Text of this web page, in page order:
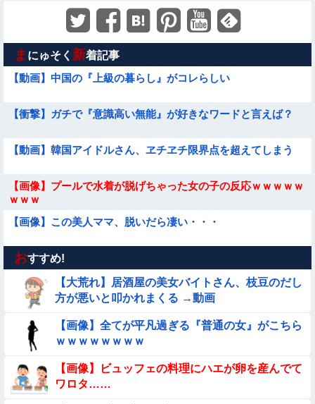
ま にゅそく 新着記事
【動画】中国の『上級の暮らし』がコレらしい
【衝撃】ガチで『意識高い無能』が好きなワードと言えば？
【動画】韓国アイドルさん、ヱチヱチ限界点を超えてしまう
【画像】プールで水着が脱げちゃった女の子の反応ｗｗｗｗｗ
ｗｗｗ
【画像】この美人ママ、脱いだら凄い・・・
【動画】女子中学生の『チン媚びダンス』が気持ち悪い🤮
【画像】昔の日本人の水着、ゑっちｗｗｗｗｗｗｗ
【問題】全員受かると話題の『自衛隊』の採用試験がこちら
【→】
【経済正体】中国の自動車販売量の『水増し方法』がこちらｗ
ｗｗｗｗｗｗｗ
おすすめ!
【大荒れ】居酒屋の美女バイトさん、枝豆のだし
方が悪いと叩かれまくる →動画
【画像】全てが平凡過ぎる『普通の女』がこちら
ｗｗｗｗｗｗｗｗ
【画像】ビュッフェの料理にハエが卵を産んでて
ワロタ……